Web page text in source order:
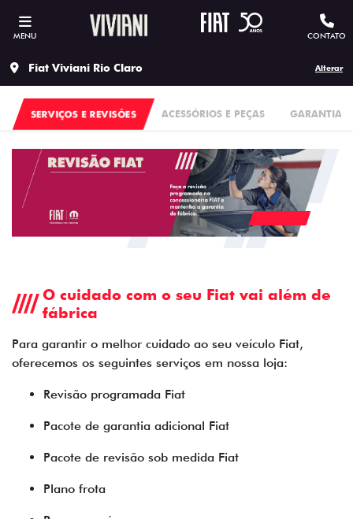
MENU CONTATO
Fiat Viviani Rio Claro Alterar
SERVIÇOS E REVISÕES ACESSÓRIOS E PEÇAS GARANTIA
O cuidado com o seu Fiat vai além de
fábrica
Para garantir o melhor cuidado ao seu veículo Fiat,
oferecemos os seguintes serviços em nossa loja:
Revisão programada Fiat
Pacote de garantia adicional Fiat
Pacote de revisão sob medida Fiat
Plano frota